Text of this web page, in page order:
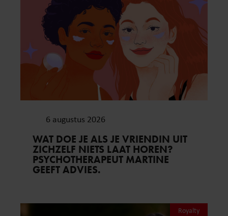
6 augustus 2026
WAT DOE JE ALS JE VRIENDIN UIT
ZICHZELF NIETS LAAT HOREN?
PSYCHOTHERAPEUT MARTINE
GEEFT ADVIES.
Royalty